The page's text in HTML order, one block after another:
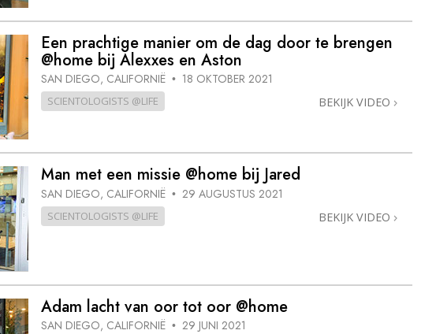
Een prachtige manier om de dag door te brengen
@home bij Alexxes en Aston
SAN DIEGO, CALIFORNIË • 18 OKTOBER 2021
SCIENTOLOGISTS @LIFE BEKIJK VIDEO
Man met een missie @home bij Jared
SAN DIEGO, CALIFORNIË • 29 AUGUSTUS 2021
SCIENTOLOGISTS @LIFE BEKIJK VIDEO
Adam lacht van oor tot oor @home
SAN DIEGO, CALIFORNIË • 29 JUNI 2021